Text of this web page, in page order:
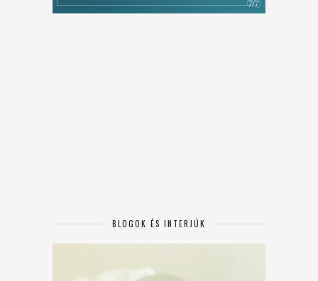
BLOGOK ÉS INTERJÚK